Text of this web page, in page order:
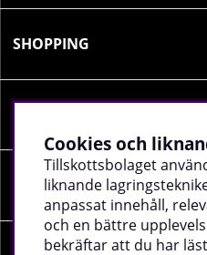
SHOPPING
SOCIALA MEDIER
Cookies och
Tillskottsbolaget
liknande
anpassat innehåll,
och en bättre
bekräftar att du har